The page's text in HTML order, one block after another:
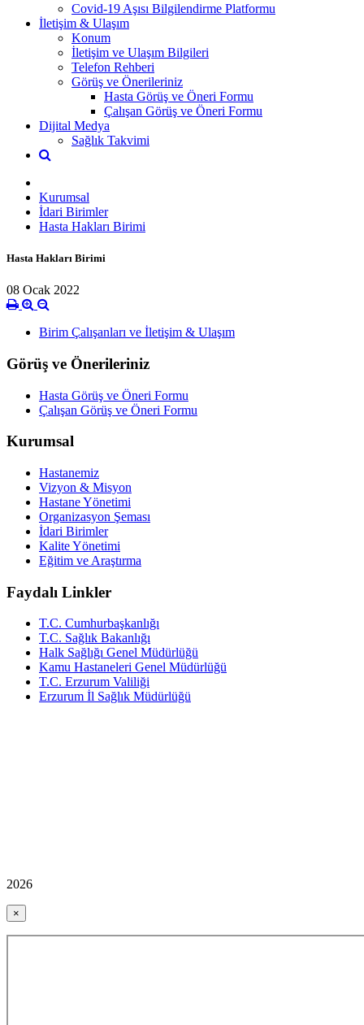
Covid-19 Aşısı Bilgilendirme Platformu
İletişim & Ulaşım
Konum
İletişim ve Ulaşım Bilgileri
Telefon Rehberi
Görüş ve Önerileriniz
Hasta Görüş ve Öneri Formu
Çalışan Görüş ve Öneri Formu
Dijital Medya
Sağlık Takvimi
Kurumsal
İdari Birimler
Hasta Hakları Birimi
Hasta Hakları Birimi
08 Ocak 2022
Birim Çalışanları ve İletişim & Ulaşım
Görüş ve Önerileriniz
Hasta Görüş ve Öneri Formu
Çalışan Görüş ve Öneri Formu
Kurumsal
Hastanemiz
Vizyon & Misyon
Hastane Yönetimi
Organizasyon Şeması
İdari Birimler
Kalite Yönetimi
Eğitim ve Araştırma
Faydalı Linkler
T.C. Cumhurbaşkanlığı
T.C. Sağlık Bakanlığı
Halk Sağlığı Genel Müdürlüğü
Kamu Hastaneleri Genel Müdürlüğü
T.C. Erzurum Valiliği
Erzurum İl Sağlık Müdürlüğü
2026
×